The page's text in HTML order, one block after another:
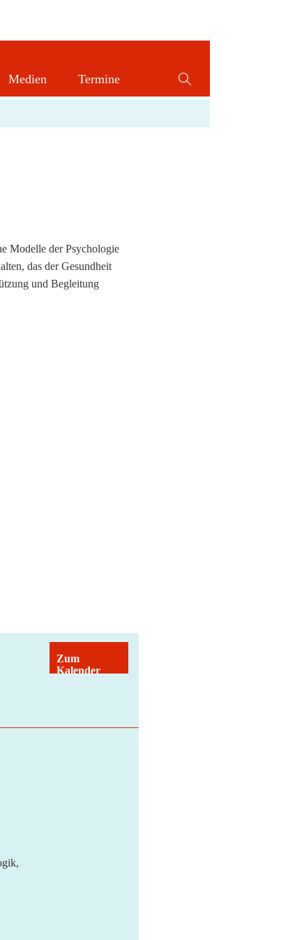
Medien Termine
Website-
Suche
umschalten
Modelle der Psychologie
das der Gesundheit
und Begleitung
Zum
Kalender